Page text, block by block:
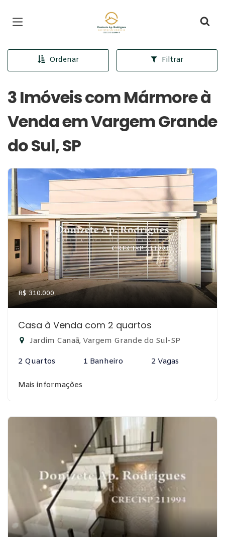
Página inicial
Ordenar Filtrar
3 Imóveis com Mármore à
Venda em Vargem Grande
do Sul, SP
R$ 310.000
Casa à Venda com 2 quartos
Jardim Canaã, Vargem Grande do Sul-SP
2 Quartos 1 Banheiro 2 Vagas
Mais informações